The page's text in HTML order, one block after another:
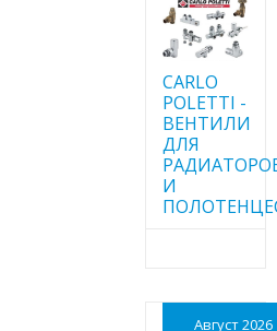
CARLO
POLETTI -
ВЕНТИЛИ
ДЛЯ
И
Август 2026